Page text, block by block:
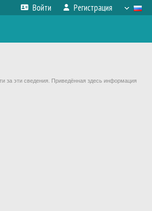
Войти Регистрация
за эти сведения. Приведённая здесь информация